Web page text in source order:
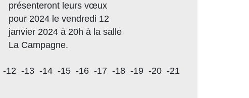
présenteront leurs vœux
pour 2024 le vendredi 12
janvier 2024 à 20h à la salle
La Campagne.
-12 -13 -14 -15 -16 -17 -18 -19 -20 -21